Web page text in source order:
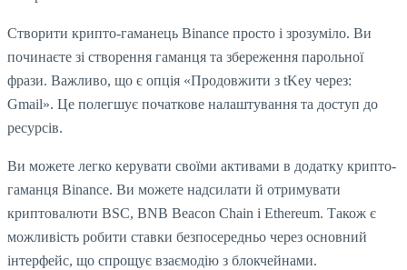
Створити крипто-гаманець Binance просто і зрозуміло. Ви
починаєте зі створення гаманця та збереження парольної
фрази. Важливо, що є опція «Продовжити з tKey через:
Gmail». Це полегшує початкове налаштування та доступ до
ресурсів.
Ви можете легко керувати своїми активами в додатку крипто-
гаманця Binance. Ви можете надсилати й отримувати
криптовалюти BSC, BNB Beacon Chain і Ethereum. Також є
можливість робити ставки безпосередньо через основний
інтерфейс, що спрощує взаємодію з блокчейнами.